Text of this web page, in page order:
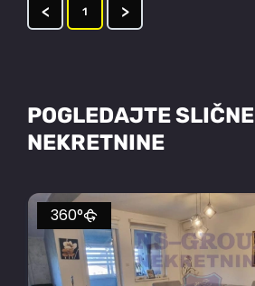
< 1 >
POGLEDAJTE SLIČNE
NEKRETNINE
360°